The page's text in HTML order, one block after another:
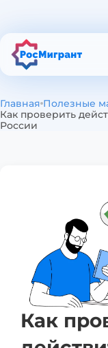
О приложении
Полезные
Проверка
Главная Полезные
Как проверить
России
Как